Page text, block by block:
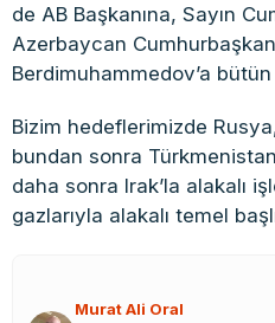
de AB Başkanına, Sayın
Azerbaycan
Berdimuhammedov’a
Bizim hedeflerimizde
bundan sonra
daha sonra Irak’la alakalı
gazlarıyla alakalı temel
Murat Ali Oral